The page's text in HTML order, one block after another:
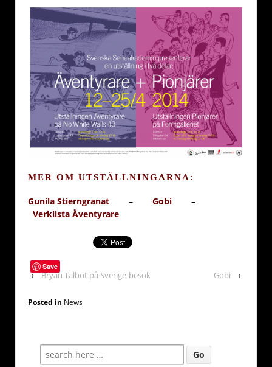
MER OM UTSTÄLLNINGARNA:
Gunila Stierngranat – Gobi –
Verklista Äventyrare
Save
‹ Bryan Talbot på Sverige-besök Gobi ›
Posted in News